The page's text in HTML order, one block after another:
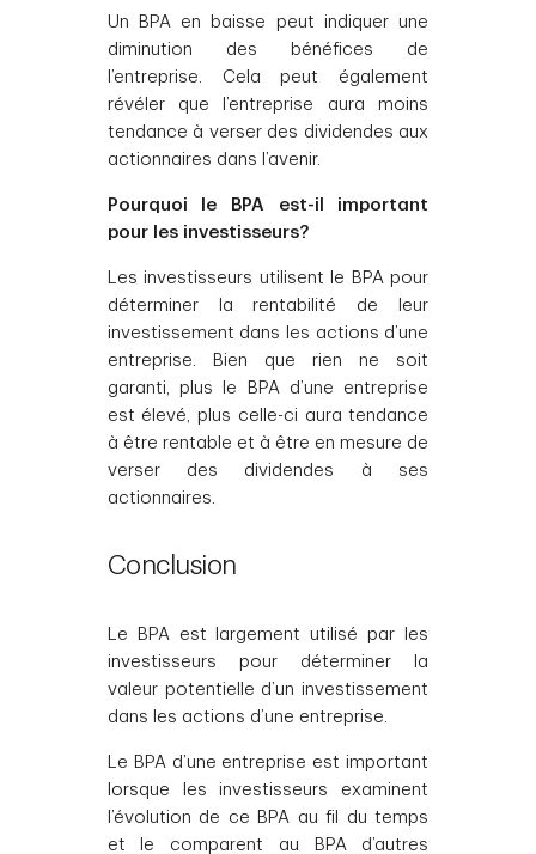
Un BPA en baisse peut indiquer une
diminution des bénéfices de
l’entreprise. Cela peut également
révéler que l’entreprise aura moins
tendance à verser des dividendes aux
actionnaires dans l’avenir.
Pourquoi le BPA est-il important
pour les investisseurs?
Les investisseurs utilisent le BPA pour
déterminer la rentabilité de leur
investissement dans les actions d’une
entreprise. Bien que rien ne soit
garanti, plus le BPA d’une entreprise
est élevé, plus celle-ci aura tendance
à être rentable et à être en mesure de
verser des dividendes à ses
actionnaires.
Conclusion
Le BPA est largement utilisé par les
investisseurs pour déterminer la
valeur potentielle d’un investissement
dans les actions d’une entreprise.
Le BPA d’une entreprise est important
lorsque les investisseurs examinent
l’évolution de ce BPA au fil du temps
et le comparent au BPA d’autres